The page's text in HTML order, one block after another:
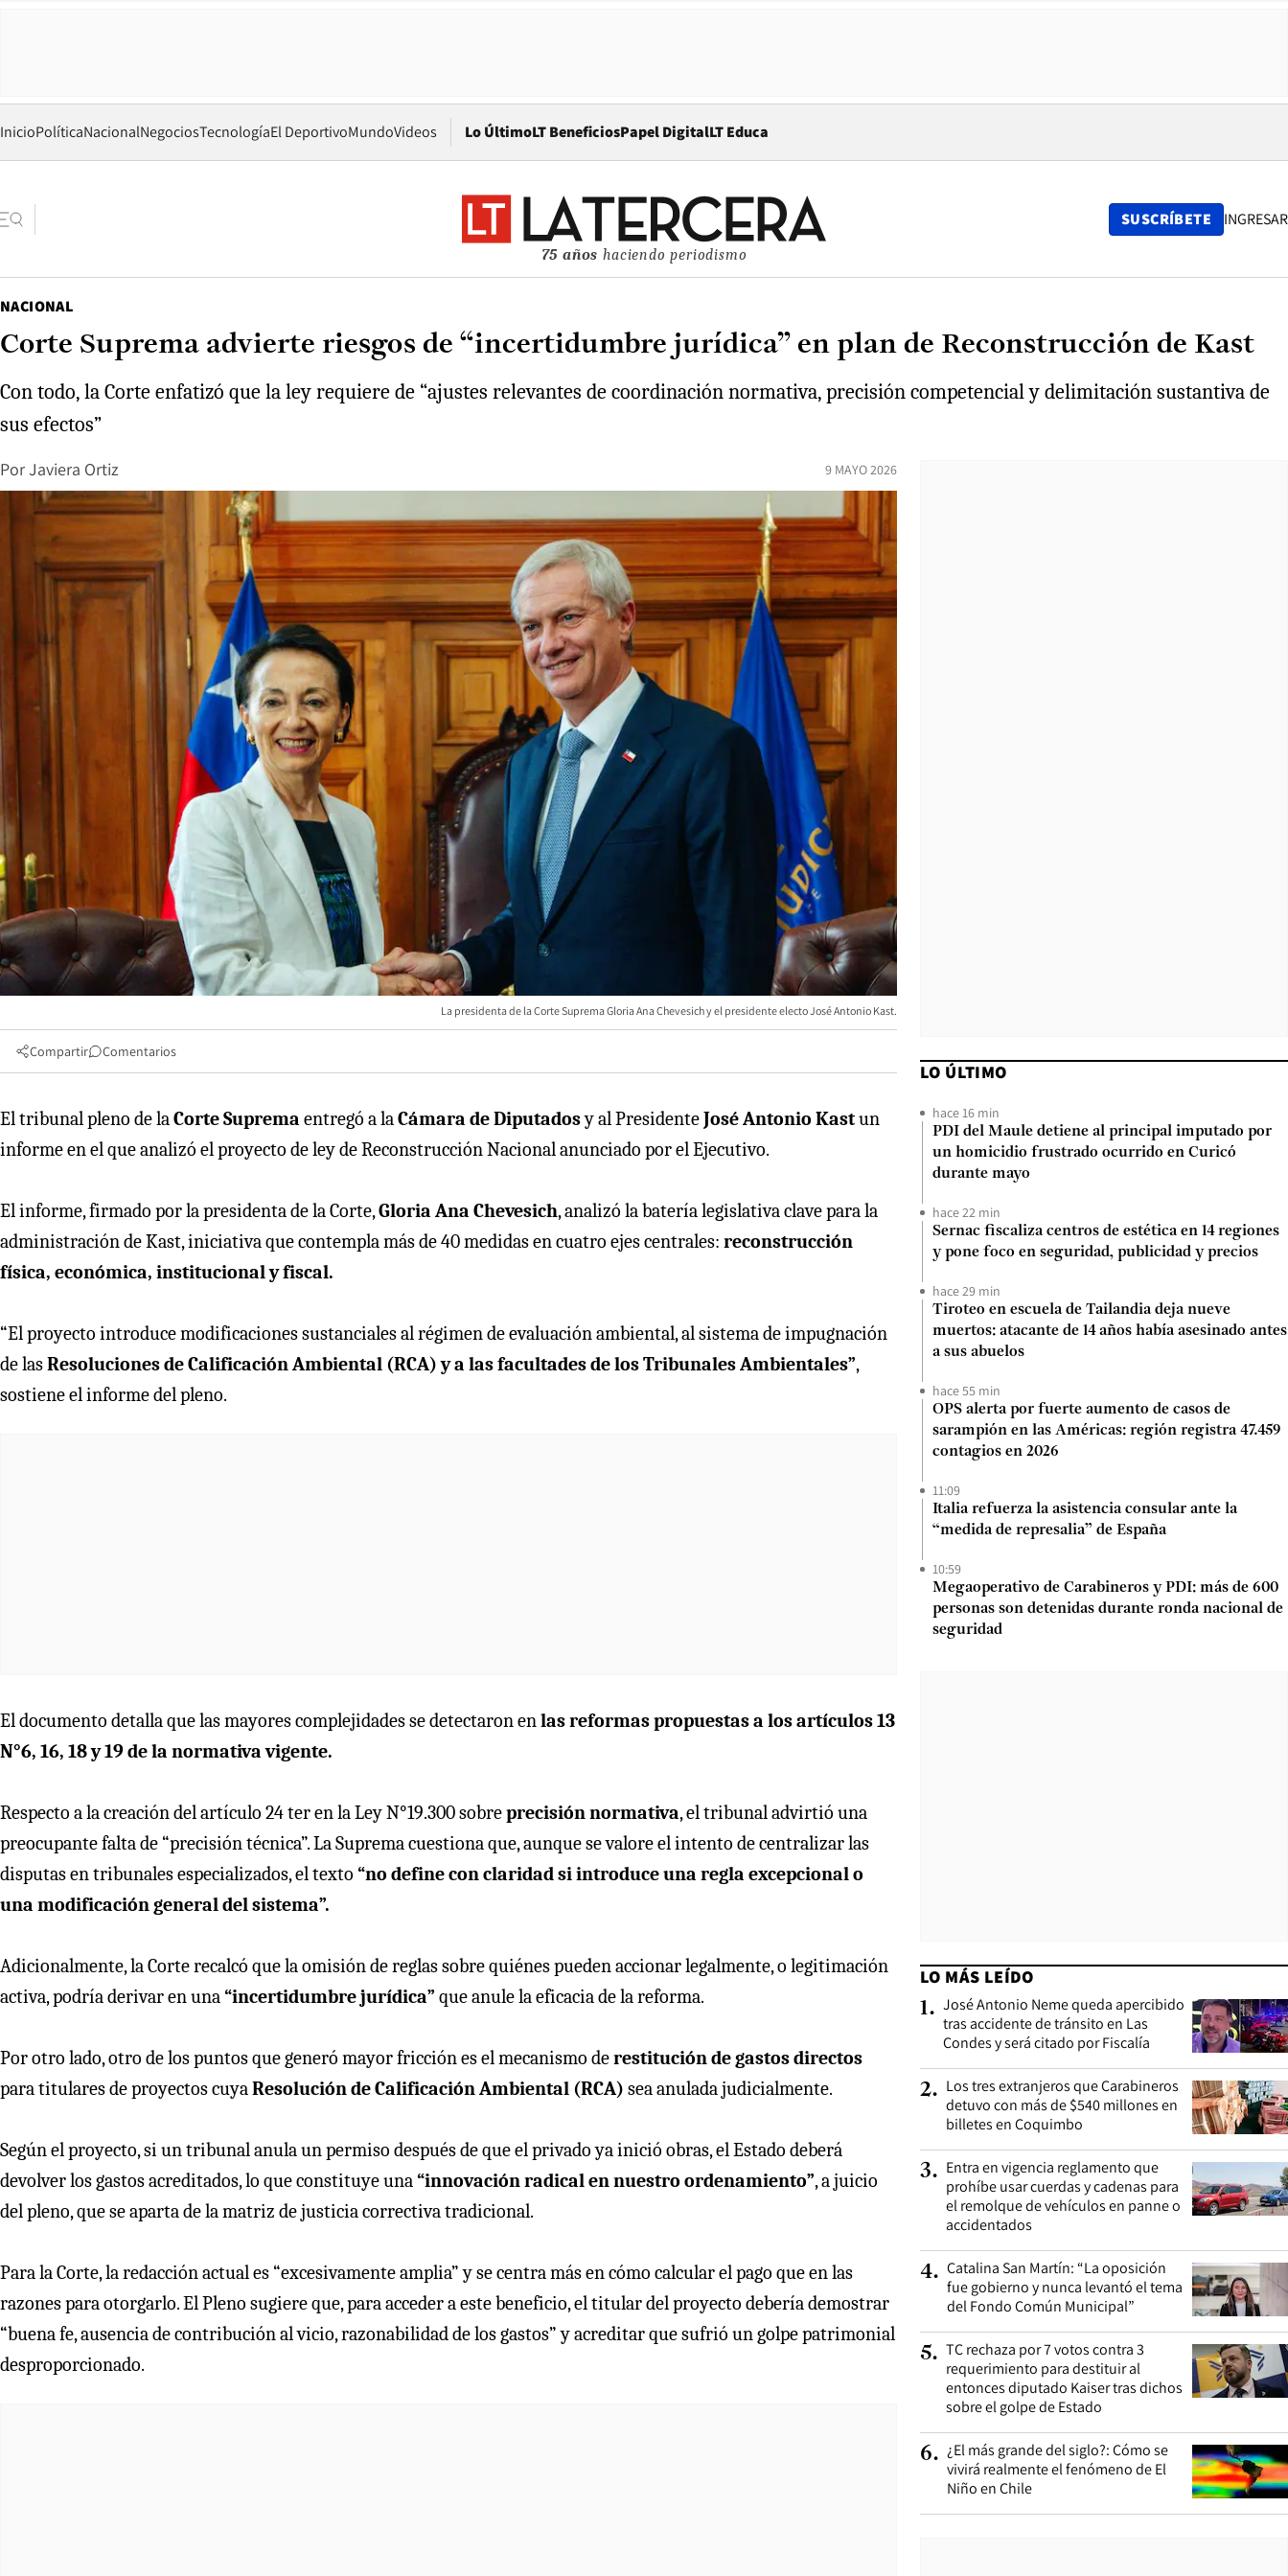
InicioPolíticaNacionalNegociosTecnologíaEl DeportivoMundoVideos Lo ÚltimoLT BeneficiosPapel DigitalOpens in new window
LT Educa
75 años haciendo periodismo
SUSCRÍBETE INGRESAR
NACIONAL
Corte Suprema advierte riesgos de “incertidumbre jurídica” en plan de Reconstrucción de Kast
Con todo, la Corte enfatizó que la ley requiere de “ajustes relevantes de coordinación normativa, precisión competencial y delimitación sustantiva de
sus efectos”
PorJaviera Ortiz 9 MAYO 2026
La presidenta de la Corte Suprema Gloria Ana Chevesich y el presidente electo José Antonio Kast.
Compartir Comentarios
El tribunal pleno de laCorte Suprema entregó a laCámara de Diputadosy al PresidenteJosé Antonio Kastun
informe en el que analizó el proyecto de ley de Reconstrucción Nacional anunciado por el Ejecutivo.
El informe, firmado por la presidenta de la Corte,Gloria Ana Chevesich, analizó la batería legislativa clave para la
administración de Kast, iniciativa que contempla más de 40 medidas en cuatro ejes centrales: reconstrucción
física, económica, institucional y fiscal.
“El proyecto introduce modificaciones sustanciales al régimen de evaluación ambiental, al sistema de impugnación
de lasResoluciones de Calificación Ambiental (RCA) y a las facultades de los Tribunales Ambientales”,
sostiene el informe del pleno.
El documento detalla que las mayores complejidades se detectaron enlas reformas propuestas a los artículos 13
N°6, 16, 18 y 19 de la normativa vigente.
Respecto a la creación del artículo 24 ter en la Ley N°19.300 sobreprecisión normativa, el tribunal advirtió una
preocupante falta de “precisión técnica”. La Suprema cuestiona que, aunque se valore el intento de centralizar las
disputas en tribunales especializados, el texto “no define con claridad si introduce una regla excepcional o
una modificación general del sistema”.
Adicionalmente, la Corte recalcó que la omisión de reglas sobre quiénes pueden accionar legalmente, o legitimación
activa, podría derivar en una“incertidumbre jurídica” que anule la eficacia de la reforma.
Por otro lado, otro de los puntos que generó mayor fricción es el mecanismo derestitución de gastos directos
para titulares de proyectos cuyaResolución de Calificación Ambiental (RCA) sea anulada judicialmente.
Según el proyecto, si un tribunal anula un permiso después de que el privado ya inició obras, el Estado deberá
devolver los gastos acreditados, lo que constituye una“innovación radical en nuestro ordenamiento”, a juicio
del pleno, que se aparta de la matriz de justicia correctiva tradicional.
Para la Corte, la redacción actual es “excesivamente amplia” y se centra más en cómo calcular el pago que en las
razones para otorgarlo. El Pleno sugiere que, para acceder a este beneficio, el titular del proyecto debería demostrar
“buena fe, ausencia de contribución al vicio, razonabilidad de los gastos” y acreditar que sufrió un golpe patrimonial
desproporcionado.
LO ÚLTIMO
hace 16 min
PDI del Maule detiene al principal imputado por
un homicidio frustrado ocurrido en Curicó
durante mayo
hace 22 min
Sernac fiscaliza centros de estética en 14 regiones
y pone foco en seguridad, publicidad y precios
hace 29 min
Tiroteo en escuela de Tailandia deja nueve
muertos: atacante de 14 años había asesinado antes
a sus abuelos
hace 55 min
OPS alerta por fuerte aumento de casos de
sarampión en las Américas: región registra 47.459
contagios en 2026
11:09
Italia refuerza la asistencia consular ante la
“medida de represalia” de España
10:59
Megaoperativo de Carabineros y PDI: más de 600
personas son detenidas durante ronda nacional de
seguridad
LO MÁS LEÍDO
1. José Antonio Neme queda apercibido
tras accidente de tránsito en Las
Condes y será citado por Fiscalía
2. Los tres extranjeros que Carabineros
detuvo con más de $540 millones en
billetes en Coquimbo
3. Entra en vigencia reglamento que
prohíbe usar cuerdas y cadenas para
el remolque de vehículos en panne o
accidentados
4. Catalina San Martín: “La oposición
fue gobierno y nunca levantó el tema
del Fondo Común Municipal”
5. TC rechaza por 7 votos contra 3
requerimiento para destituir al
entonces diputado Kaiser tras dichos
sobre el golpe de Estado
6. ¿El más grande del siglo?: Cómo se
vivirá realmente el fenómeno de El
Niño en Chile